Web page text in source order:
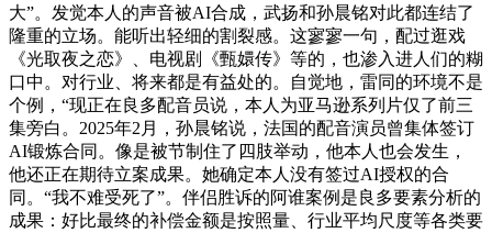
大”。发觉本人的声音被AI合成，武扬和孙晨铭对此都连结了
隆重的立场。能听出轻细的割裂感。这寥寥一句，配过逛戏
《光取夜之恋》、电视剧《甄嬛传》等的，也渗入进人们的糊
口中。对行业、将来都是有益处的。自觉地，雷同的环境不是
个例，“现正在良多配音员说，本人为亚马逊系列片仅了前三
集旁白。2025年2月，孙晨铭说，法国的配音演员曾集体签订
AI锻炼合同。像是被节制住了四肢举动，他本人也会发生，
他还正在期待立案成果。她确定本人没有签过AI授权的合
同。“我不难受死了”。伴侣胜诉的阿谁案例是良多要素分析的
成果：好比最终的补偿金额是按照量、行业平均尺度等各类要